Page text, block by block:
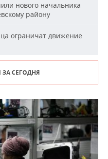
нового начальника
району
ограничат движение
СЕГОДНЯ